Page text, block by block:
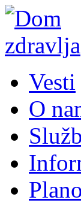
Vesti
O